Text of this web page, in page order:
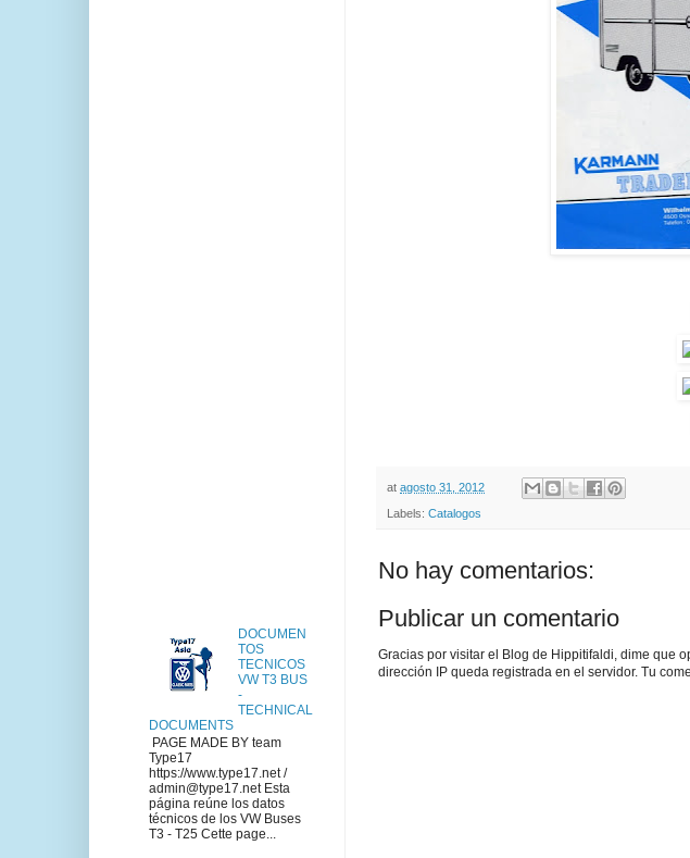
at agosto 31, 2012
Labels: Catalogos
No hay comentarios:
Publicar un comentario
Gracias por visitar el Blog de Hippitifaldi, dime que
dirección IP queda registrada en el servidor. Tu
DOCUMEN
TOS
TECNICOS
VW T3 BUS
-
TECHNICAL
DOCUMENTS
PAGE MADE BY team
Type17
https://www.type17.net /
admin@type17.net Esta
página reúne los datos
técnicos de los VW Buses
T3 - T25 Cette page...